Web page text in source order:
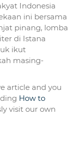
Indonesia
ini bersama
pinang, lomba
di Istana
ikut
masing-
article and you
How to
visit our own